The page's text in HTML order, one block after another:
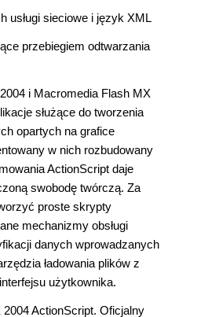
usługi sieciowe i język XML
przebiegiem odtwarzania
i Macromedia Flash MX
służące do tworzenia
opartych na grafice
w nich rozbudowany
ActionScript daje
swobodę twórczą. Za
proste skrypty
mechanizmy obsługi
danych wprowadzanych
ładowania plików z
użytkownika.
ActionScript. Oficjalny